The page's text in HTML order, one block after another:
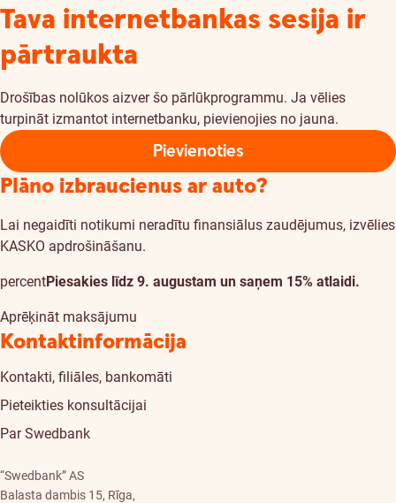
Tava internetbankas sesija ir
pārtraukta
Drošības nolūkos aizver šo pārlūkprogrammu. Ja vēlies
turpināt izmantot internetbanku, pievienojies no jauna.
Pievienoties
Plāno izbraucienus ar auto?
Lai negaidīti notikumi neradītu finansiālus zaudējumus, izvēlies
KASKO apdrošināšanu.
percentPiesakies līdz 9. augustam un saņem 15% atlaidi.
Aprēķināt maksājumu
Kontaktinformācija
Kontakti, filiāles, bankomāti
Pieteikties konsultācijai
Par Swedbank
“Swedbank” AS
Balasta dambis 15, Rīga,